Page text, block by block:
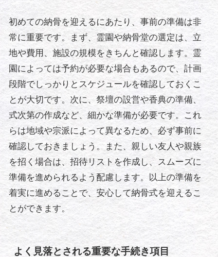
初めての納骨を迎えるにあたり、事前の準備は非
常に重要です。まず、霊園や納骨堂の選定は、立
地や費用、施設の規模をきちんと確認します。霊
園によっては予約が必要な場合もあるので、計画
段階でしっかりとスケジュールを確認しておくこ
とが大切です。次に、祭壇の設営や香典の準備、
式次第の作成など、細かな準備が必要です。これ
らは地域や宗派によって異なるため、必ず事前に
確認しておきましょう。また、親しい友人や親族
を招く場合は、招待リストを作成し、スムーズに
準備を進められるよう配慮します。以上の準備を
着実に進めることで、安心して納骨式を迎えるこ
とができます。
よく見落とされる重要な手続き項目